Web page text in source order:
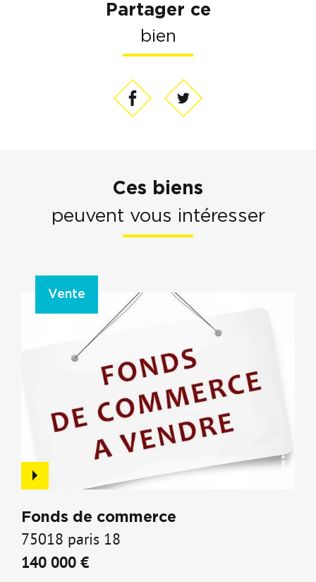
Partager ce
bien
Ces biens
peuvent vous intéresser
Vente
Fonds de commerce
75018 paris 18
140 000 €